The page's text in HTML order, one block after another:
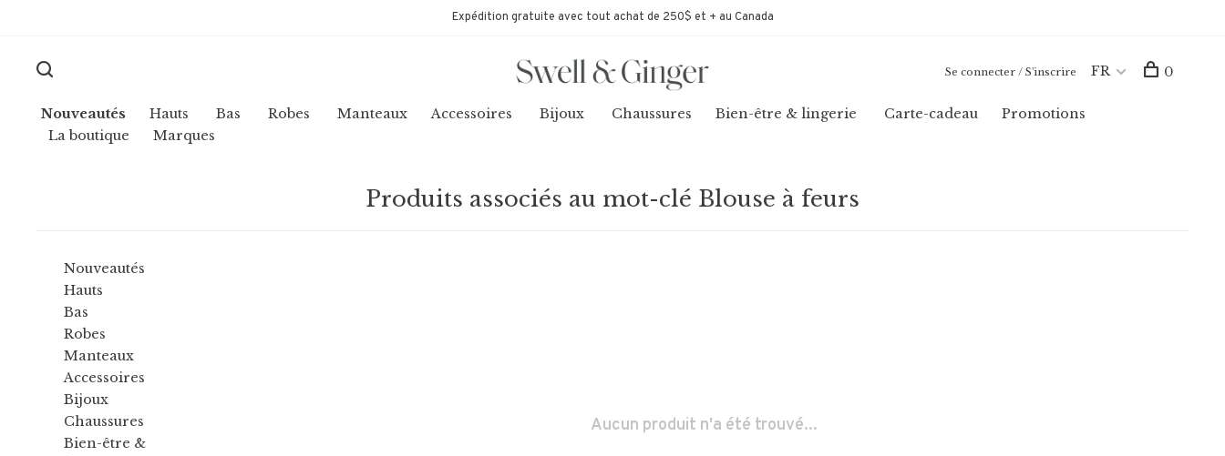
Expédition gratuite avec tout achat de 250$ et + au Canada
Nouveautés Hauts Bas Robes Manteaux Accessoires Bijoux Chaussures Bien-être & lingerie Carte-cadeau
Promotions
La boutique
Marques
Se connecter / S'inscrire FR 0
Produits associés au mot-clé Blouse à feurs
Nouveautés
Hauts
Bas
Robes
Manteaux
Accessoires
Bijoux
Chaussures
Bien-être &
Aucun produit n'a été trouvé...